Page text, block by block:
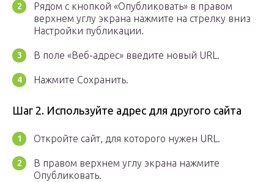
Рядом с кнопкой «Опубликовать» в правом
верхнем углу экрана нажмите на стрелку вниз
Настройки публикации.
В поле «Веб-адрес» введите новый URL.
Нажмите Сохранить.
Шаг 2. Используйте адрес для другого сайта
Откройте сайт, для которого нужен URL.
В правом верхнем углу экрана нажмите
Опубликовать.